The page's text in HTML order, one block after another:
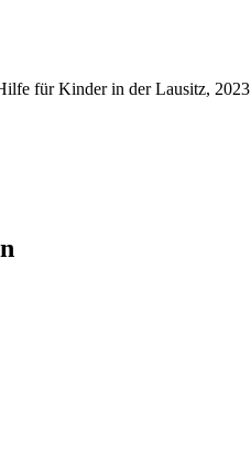
für Kinder in der Lausitz, 2023